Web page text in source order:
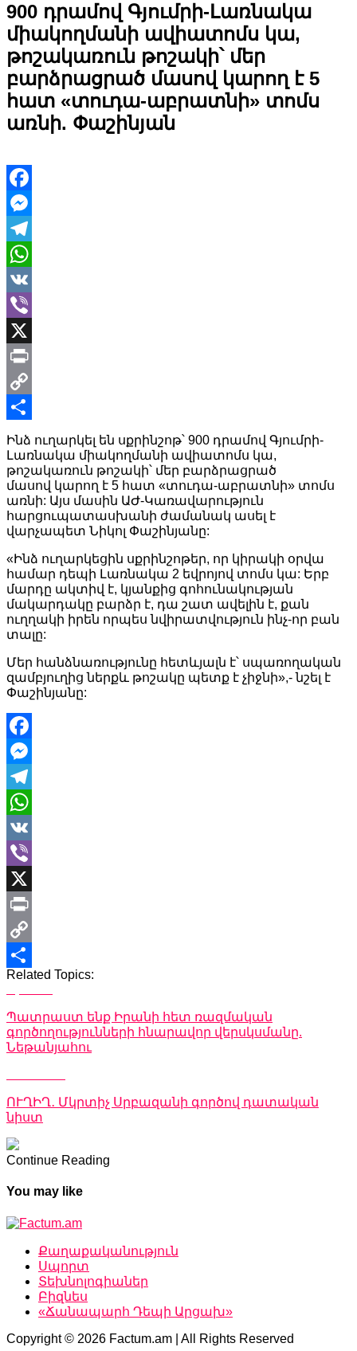
900 դրամով Գյումրի-Լառնակա
միակողմանի ավիատոմս կա,
թոշակառուն թոշակի՝ մեր
բարձրացրած մասով կարող է 5
հատ «տուդա-աբրատնի» տոմս
առնի. Փաշինյան
Facebook
Messenger
Telegram
WhatsApp
VK
Viber
X
Print
Copy
Link
Share
Ինձ ուղարկել են սքրինշոթ՝ 900 դրամով Գյումրի-
Լառնակա միակողմանի ավիատոմս կա,
թոշակառուն թոշակի՝ մեր բարձրացրած
մասով կարող է 5 հատ «տուդա-աբրատնի» տոմս
առնի: Այս մասին ԱԺ-Կառավարություն
հարցուպատասխանի ժամանակ ասել է
վարչապետ Նիկոլ Փաշինյանը:
«Ինձ ուղարկեցին սքրինշոթեր, որ կիրակի օրվա
համար դեպի Լառնակա 2 եվրոյով տոմս կա: Երբ
մարդը ակտիվ է, կյանքից գոհունակության
մակարդակը բարձր է, դա շատ ավելին է, քան
ուղղակի իրեն որպես նվիրատվություն ինչ-որ բան
տալը:
Մեր հանձնառությունը հետևյալն է՝ սպառողական
զամբյուղից ներքև թոշակը պետք է չիջնի»,- նշել է
Փաշինյանը:
Facebook
Messenger
Telegram
WhatsApp
VK
Viber
X
Print
Copy
Link
Share
Related Topics:
Պատրաստ ենք Իրանի հետ ռազմական
գործողությունների հնարավոր վերսկսմանը.
Նեթանյահու
ՈՒՂԻՂ․ Մկրտիչ Սրբազանի գործով դատական
նիստ
Continue Reading
You may like
Քաղաքականություն
Սպորտ
Տեխնոլոգիաներ
Բիզնես
«Ճանապարհ Դեպի Արցախ»
Copyright © 2026 Factum.am | All Rights Reserved